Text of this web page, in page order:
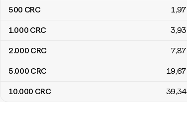
Tabel de conversie colóni costaricani în florini arubani
500 CRC 1,97
1.000 CRC 3,93
2.000 CRC 7,87
5.000 CRC 19,67
10.000 CRC 39,34